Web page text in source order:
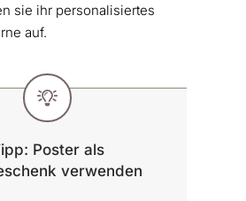
sie ihr personalisiertes
auf.
Poster als
verwenden